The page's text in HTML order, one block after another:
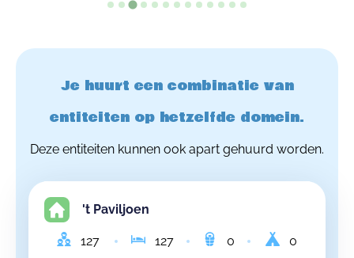
Je huurt een combinatie van
entiteiten op hetzelfde domein.
Deze entiteiten kunnen ook apart gehuurd worden.
't Paviljoen
127 127 0
0